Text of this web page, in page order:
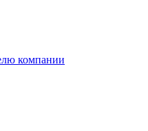
компании